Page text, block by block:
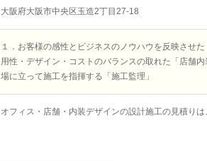
大阪府大阪市中央区玉造2丁目27-18
１．お客様の感性とビジネスのノウハウを反映させ
用性・デザイン・コストのバランスの取れた「店舗
場に立って施工を指揮する「施工監理」
オフィス・店舗・内装デザインの設計施工の見積りは